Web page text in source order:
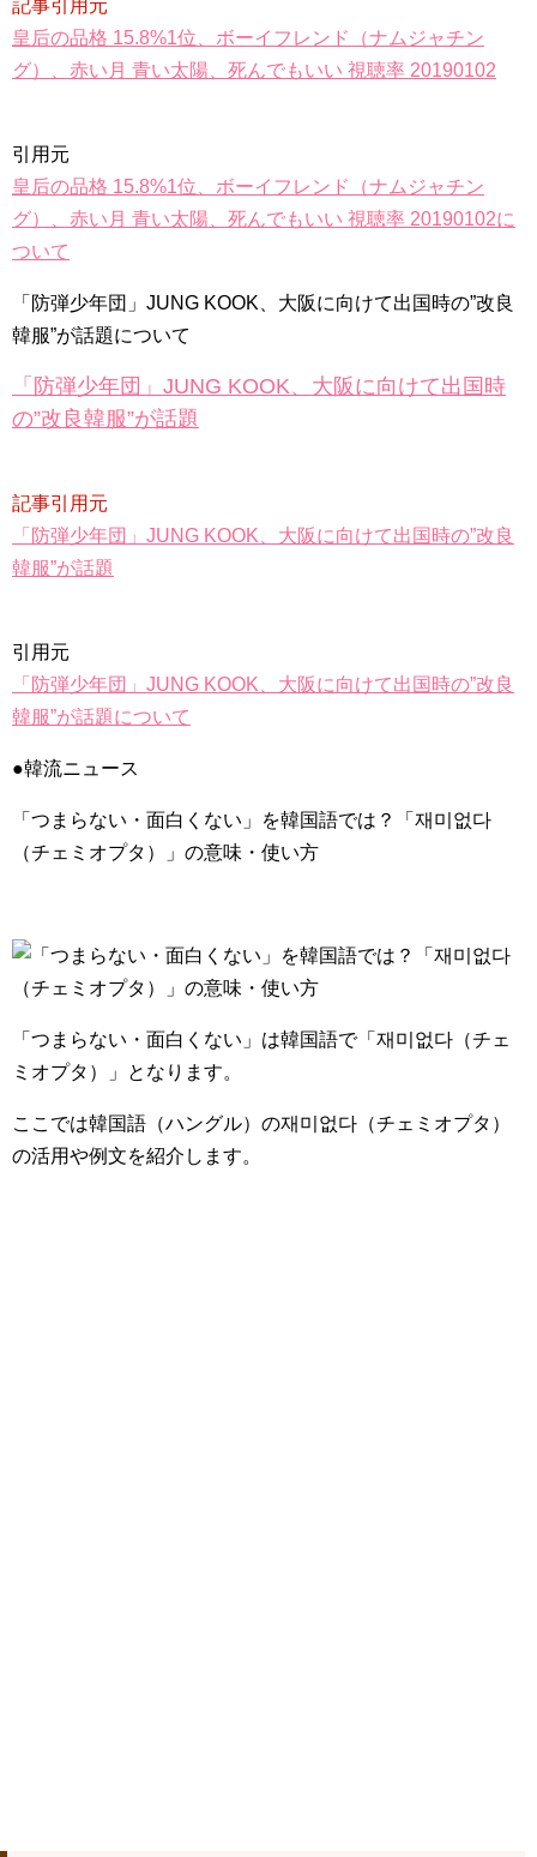
記事引用元
皇后の品格 15.8%1位、ボーイフレンド（ナムジャチン
グ）、赤い月 青い太陽、死んでもいい 視聴率 20190102
引用元
皇后の品格 15.8%1位、ボーイフレンド（ナムジャチン
グ）、赤い月 青い太陽、死んでもいい 視聴率 20190102に
ついて
「防弾少年団」JUNG KOOK、大阪に向けて出国時の”改良
韓服”が話題について
「防弾少年団」JUNG KOOK、大阪に向けて出国時
の”改良韓服”が話題
記事引用元
「防弾少年団」JUNG KOOK、大阪に向けて出国時の”改良
韓服”が話題
引用元
「防弾少年団」JUNG KOOK、大阪に向けて出国時の”改良
韓服”が話題について
●韓流ニュース
「つまらない・面白くない」を韓国語では？「재미없다
（チェミオプタ）」の意味・使い方
「つまらない・面白くない」は韓国語で「재미없다（チェ
ミオプタ）」
となります。
ここでは韓国語（ハングル）の재미없다（チェミオプタ）
の活用や例文を紹介します。